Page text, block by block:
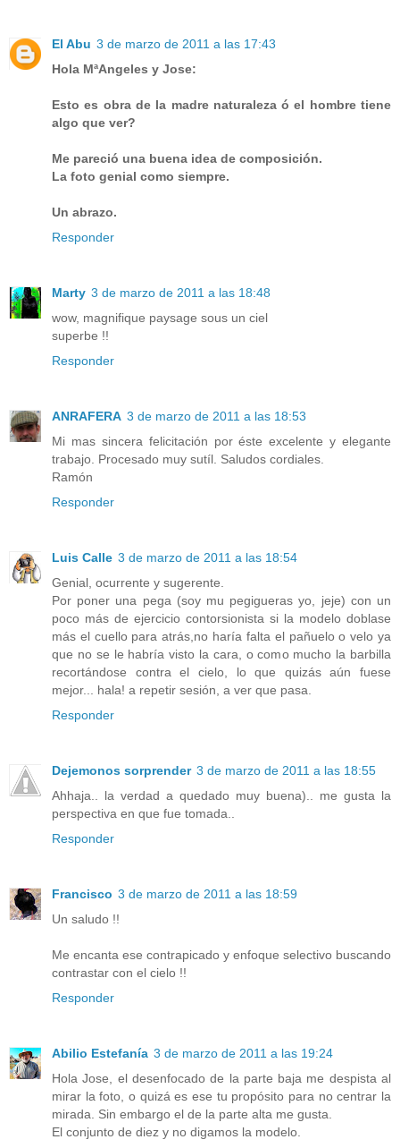
El Abu 3 de marzo de 2011 a las 17:43
Hola MªAngeles y Jose:
Esto es obra de la madre naturaleza ó el hombre tiene
algo que ver?
Me pareció una buena idea de composición.
La foto genial como siempre.
Un abrazo.
Responder
Marty 3 de marzo de 2011 a las 18:48
wow, magnifique paysage sous un ciel
superbe !!
Responder
ANRAFERA 3 de marzo de 2011 a las 18:53
Mi mas sincera felicitación por éste excelente y elegante
trabajo. Procesado muy sutíl. Saludos cordiales.
Ramón
Responder
Luis Calle 3 de marzo de 2011 a las 18:54
Genial, ocurrente y sugerente.
Por poner una pega (soy mu pegigueras yo, jeje) con un
poco más de ejercicio contorsionista si la modelo doblase
más el cuello para atrás,no haría falta el pañuelo o velo ya
que no se le habría visto la cara, o como mucho la barbilla
recortándose contra el cielo, lo que quizás aún fuese
mejor... hala! a repetir sesión, a ver que pasa.
Responder
Dejemonos sorprender 3 de marzo de 2011 a las 18:55
Ahhaja.. la verdad a quedado muy buena).. me gusta la
perspectiva en que fue tomada..
Responder
Francisco 3 de marzo de 2011 a las 18:59
Un saludo !!
Me encanta ese contrapicado y enfoque selectivo buscando
contrastar con el cielo !!
Responder
Abilio Estefanía 3 de marzo de 2011 a las 19:24
Hola Jose, el desenfocado de la parte baja me despista al
mirar la foto, o quizá es ese tu propósito para no centrar la
mirada. Sin embargo el de la parte alta me gusta.
El conjunto de diez y no digamos la modelo.